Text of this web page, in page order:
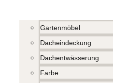
Gartenmöbel
Dacheindeckung
Dachentwässerung
Farbe